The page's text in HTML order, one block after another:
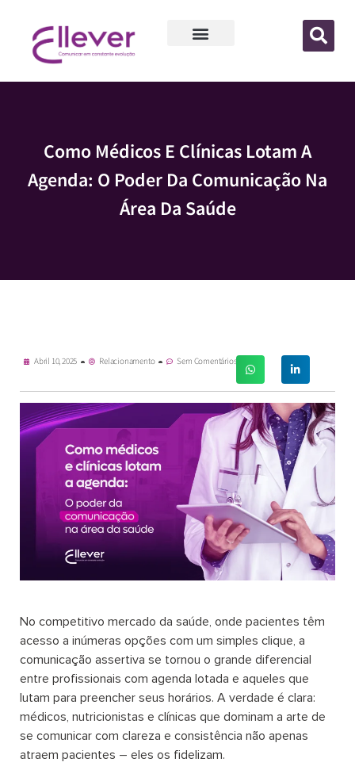
Como Médicos E Clínicas Lotam A
Agenda: O Poder Da Comunicação Na
Área Da Saúde
No competitivo mercado da saúde, onde pacientes têm
acesso a inúmeras opções com um simples clique, a
comunicação assertiva se tornou o grande diferencial
entre profissionais com agenda lotada e aqueles que
lutam para preencher seus horários. A verdade é clara:
médicos, nutricionistas e clínicas que dominam a arte de
se comunicar com clareza e consistência não apenas
atraem pacientes – eles os fidelizam.
Abril 10, 2025 Relacionamento Sem Comentários